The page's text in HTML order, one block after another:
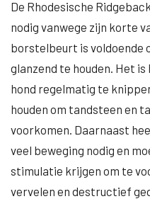
De Rhodesische
nodig vanwege zijn korte
borstelbeurt is voldoende
glanzend te houden. Het
hond regelmatig te
houden om tandsteen en
voorkomen. Daarnaast
veel beweging nodig en
stimulatie krijgen om te
vervelen en destructief